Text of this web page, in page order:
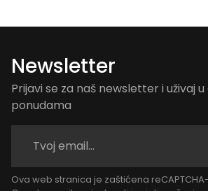
Newsletter
Prijavi se za naš newsletter i uživaj
ponudama
Ova web stranica je zaštićena